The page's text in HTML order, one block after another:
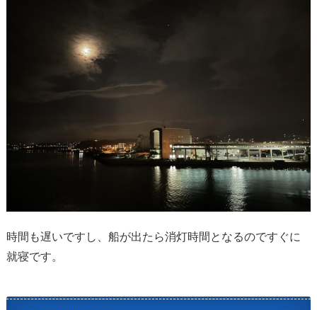
時間も遅いですし、船が出たら消灯時間となるのですぐに
就寝です。